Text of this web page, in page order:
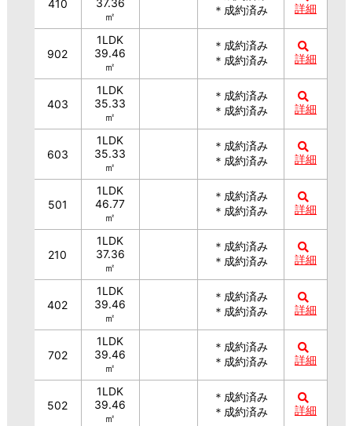
410
37.36
㎡
＊成約済み
詳細
902
1LDK
39.46
㎡
＊成約済み
＊成約済み
詳細
403
1LDK
35.33
㎡
＊成約済み
＊成約済み
詳細
603
1LDK
35.33
㎡
＊成約済み
＊成約済み
詳細
501
1LDK
46.77
㎡
＊成約済み
＊成約済み
詳細
210
1LDK
37.36
㎡
＊成約済み
＊成約済み
詳細
402
1LDK
39.46
㎡
＊成約済み
＊成約済み
詳細
702
1LDK
39.46
㎡
＊成約済み
＊成約済み
詳細
502
1LDK
39.46
㎡
＊成約済み
＊成約済み
詳細